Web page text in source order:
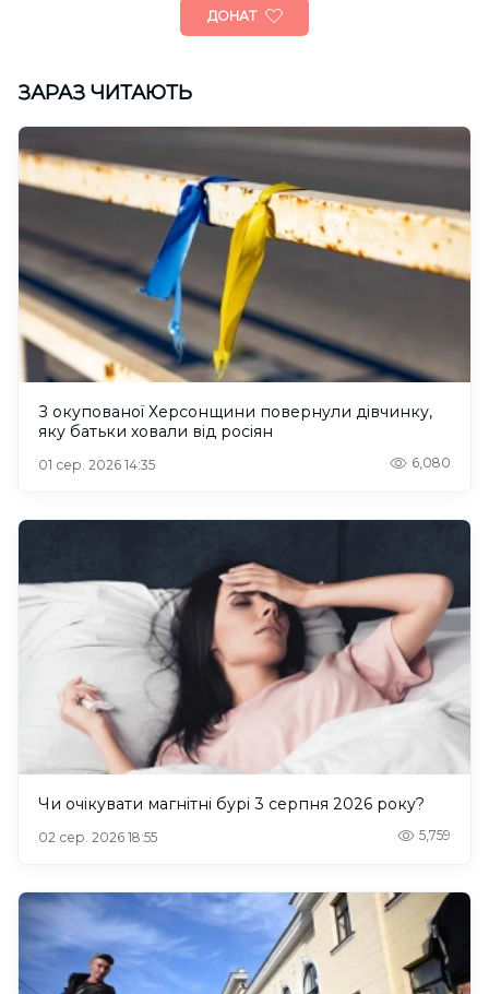
ДОНАТ
ЗАРАЗ ЧИТАЮТЬ
З окупованої Херсонщини повернули дівчинку,
яку батьки ховали від росіян
01 сер. 2026 14:35 6,080
Чи очікувати магнітні бурі 3 серпня 2026 року?
02 сер. 2026 18:55 5,759